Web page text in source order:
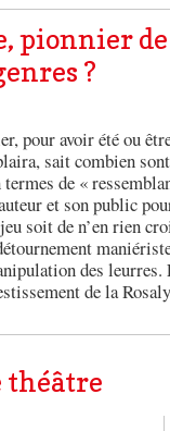
pionnier
?
pour avoir été ou
sait combien
termes de «
et son public
soit de n’en rien
des
de la
théâtre